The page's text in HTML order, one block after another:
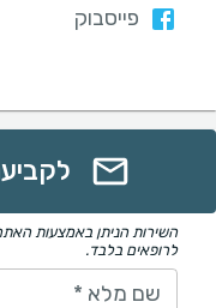
פייסבוק
השירות הניתן באמצעות האתר
לרופאים בלבד.
שם מלא *